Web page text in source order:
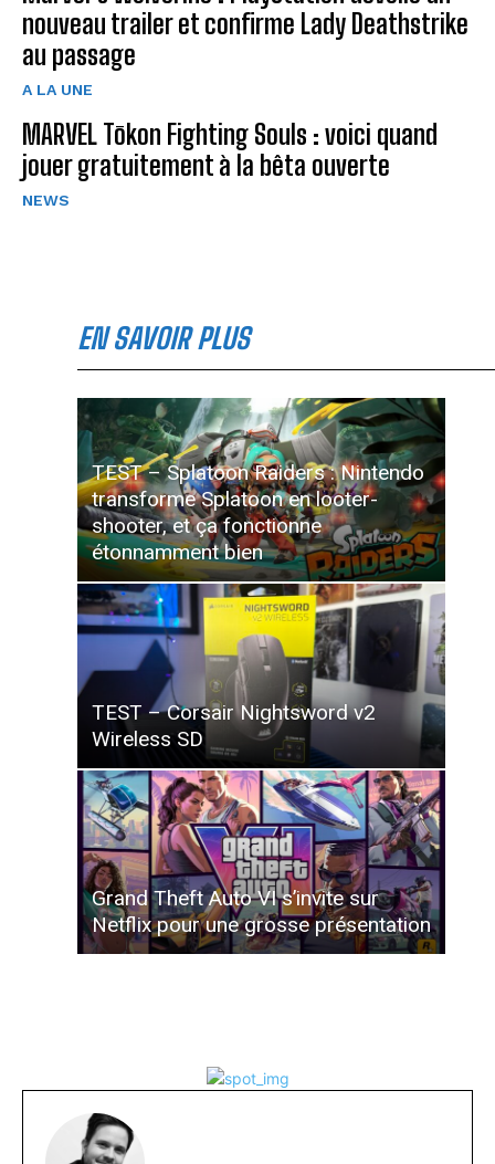
nouveau trailer et confirme Lady Deathstrike
au passage
A LA UNE
MARVEL Tōkon Fighting Souls : voici quand
jouer gratuitement à la bêta ouverte
NEWS
EN SAVOIR PLUS
TEST – Splatoon Raiders : Nintendo
transforme Splatoon en looter-
shooter, et ça fonctionne
étonnamment bien
TEST – Corsair Nightsword v2
Wireless SD
Grand Theft Auto VI s’invite sur
Netflix pour une grosse présentation